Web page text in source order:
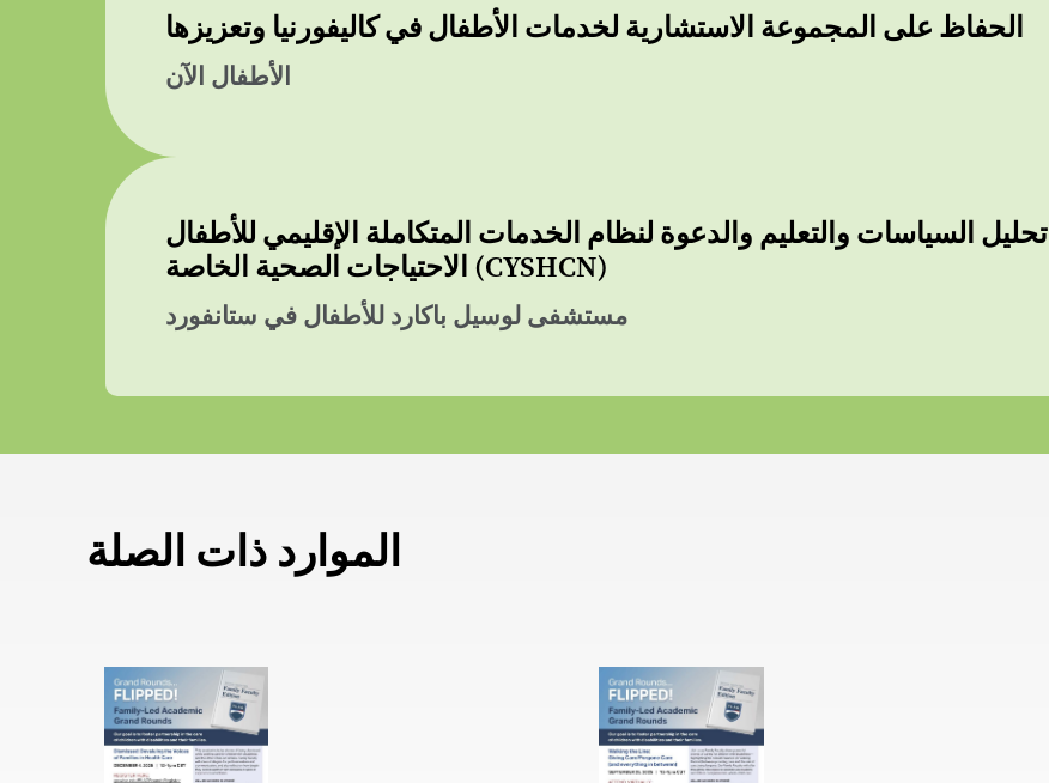
الحفاظ على المجموعة الاستشارية لخدمات الأطفال في كاليفورنيا وتعزيزها
الأطفال الآن
تحليل السياسات والتعليم والدعوة لنظام الخدمات المتكاملة الإقليمي للأطفال (CRISS) للأطفال والشباب ذوي
الاحتياجات الصحية الخاصة (CYSHCN)
مستشفى لوسيل باكارد للأطفال في ستانفورد
الموارد ذات الصلة